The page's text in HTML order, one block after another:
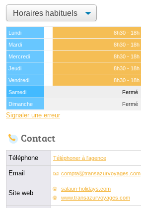
Lundi
8h30 - 18h
Mardi
8h30 - 18h
Mercredi
8h30 - 18h
Jeudi
8h30 - 18h
Vendredi
8h30 - 18h
Samedi
Fermé
Dimanche
Fermé
Signaler une erreur
Contact
Téléphone Téléphoner à l'agence
Email comptaⓐtransazurvoyages.com
Site web
salaun-holidays.com
www.transazurvoyages.com